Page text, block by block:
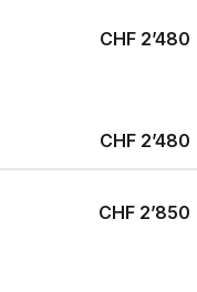
CHF 2’480
CHF 2’480
CHF 2’850